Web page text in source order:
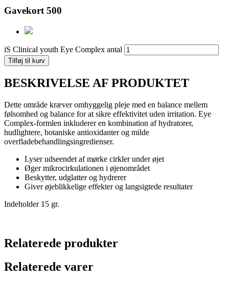
Gavekort 500
iS Clinical youth Eye Complex antal
Tilføj til kurv
BESKRIVELSE AF PRODUKTET
Dette område kræver omhyggelig pleje med en balance mellem
følsomhed og balance for at sikre effektivitet uden irritation. Eye
Complex-formlen inkluderer en kombination af hydratorer,
hudlightere, botaniske antioxidanter og milde
overfladebehandlingsingredienser.
Lyser udseendet af mørke cirkler under øjet
Øger mikrocirkulationen i øjenområdet
Beskytter, udglatter og hydrerer
Giver øjeblikkelige effekter og langsigtede resultater
Indeholder 15 gr.
Relaterede produkter
Relaterede varer